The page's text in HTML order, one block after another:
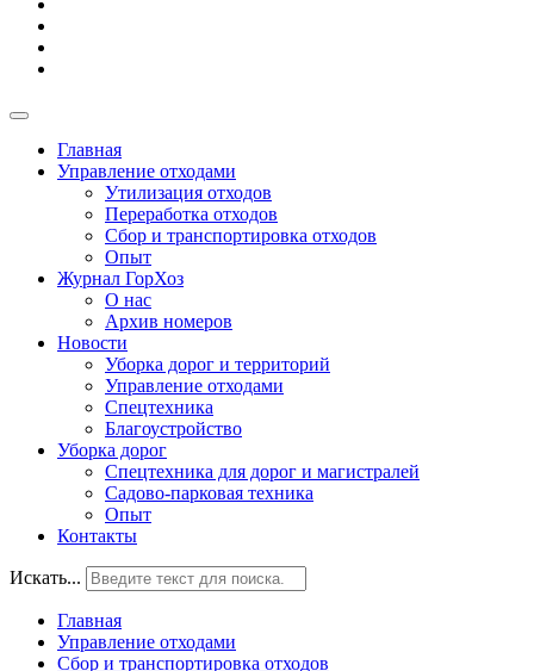
Главная
Управление отходами
Утилизация отходов
Переработка отходов
Сбор и транспортировка отходов
Опыт
Журнал ГорХоз
О нас
Архив номеров
Новости
Уборка дорог и территорий
Управление отходами
Спецтехника
Благоустройство
Уборка дорог
Спецтехника для дорог и магистралей
Садово-парковая техника
Опыт
Контакты
Искать...
Главная
Управление отходами
Сбор и транспортировка отходов